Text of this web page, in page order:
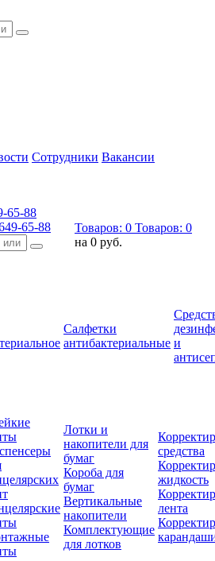
Сотрудники Вакансии
65-88
65-88 Товаров: 0 Товаров: 0
на 0 руб.
Салфетки
антибактериальные и
Лотки и
накопители для
бумаг
Короба для
бумаг
Вертикальные
накопители
Комплектующие
для лотков
средства
жидкость
лента